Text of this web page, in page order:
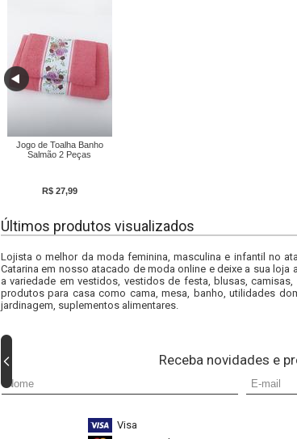
Jogo de Toalha Banho
Salmão 2 Peças
R$ 27,99
Últimos produtos visualizados
Lojista o melhor da moda feminina, masculina e infantil no
Catarina em nosso atacado de moda online e deixe a sua
a variedade em vestidos, vestidos de festa, blusas,
produtos para casa como cama, mesa, banho, utilidades
jardinagem, suplementos alimentares.
Receba novidades e
Visa